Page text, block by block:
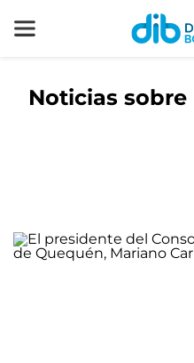
Noticias sobre